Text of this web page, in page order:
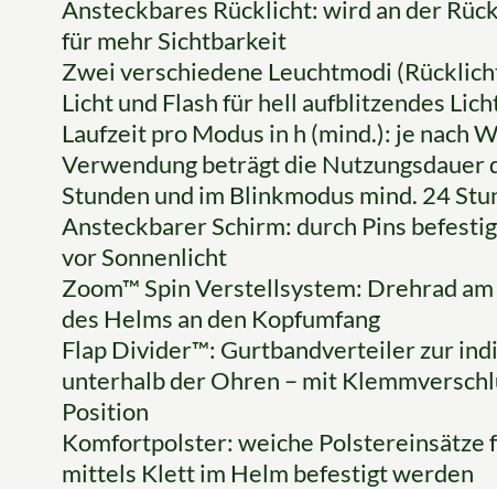
Ansteckbares Rücklicht: wird an der
für mehr Sichtbarkeit
Zwei verschiedene Leuchtmodi
Licht und Flash für hell aufblitzendes
Laufzeit pro Modus in h (mind.): je nach
Verwendung beträgt die Nutzungsdauer
Stunden und im Blinkmodus mind. 24
Ansteckbarer Schirm: durch Pins
vor Sonnenlicht
Zoom™ Spin Verstellsystem: Drehrad
des Helms an den Kopfumfang
Flap Divider™: Gurtbandverteiler zur
unterhalb der Ohren – mit
Position
Komfortpolster: weiche Polstereinsätze
mittels Klett im Helm befestigt werden